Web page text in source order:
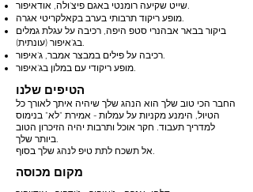
שייט שקיעה רומנטי באגם פיצ'ולה, אודאיפור.
מופע ריקוד תרבותי בערב בקאלקריטי אגרה.
ביקור בבאר אבהנרי סטפ היפה, רכיבה על עגלת גמלים
בג'איפור (עונתית).
רכיבה על פילים במבצר אמבר, ג'איפור.
מופע ריקודי עם במלון בג'איפור.
הטיפים שלנו
החבר הכי טוב שלך הוא הנהג שלך שיהיה איתך לאורך כל
הטיול, הימנע מקניות על עמלות - אמירת "לא" בנימוס
למדריך תעבוד. חקר אוכל ותרבות יהיה הזיכרון הטוב
ביותר שלך.
אל תשכח לתת טיפ לנהג שלך בסוף.
מקום מכוסה